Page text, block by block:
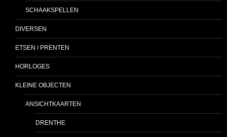
SCHAAKSPELLEN
DIVERSEN
ETSEN / PRENTEN
HORLOGES
KLEINE OBJECTEN
ANSICHTKAARTEN
DRENTHE